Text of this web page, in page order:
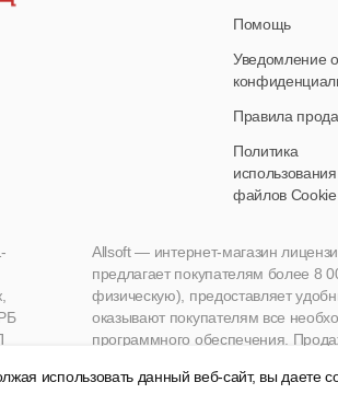
Помощь
Уведомление о
Правила
Политика
использования
файлов Cookie
Allsoft — интернет-магазин
предлагает покупателям более 8
физическую), предоставляет
оказывают покупателям все
программного обеспечения.
использовать данный веб-сайт, вы даете